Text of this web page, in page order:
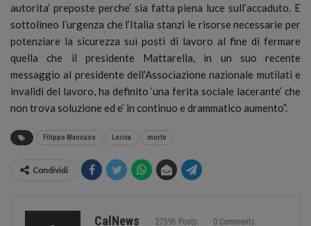
autorita’ preposte perche’ sia fatta piena luce sull’accaduto. E
sottolineo l’urgenza che l’Italia stanzi le risorse necessarie per
potenziare la sicurezza sui posti di lavoro al fine di fermare
quella che il presidente Mattarella, in un suo recente
messaggio al presidente dell’Associazione nazionale mutilati e
invalidi del lavoro, ha definito ‘una ferita sociale lacerante’ che
non trova soluzione ed e’ in continuo e drammatico aumento”.
Filippo Mancuso Lorica morto
Condividi
CalNews 27595 Posts 0 Comments